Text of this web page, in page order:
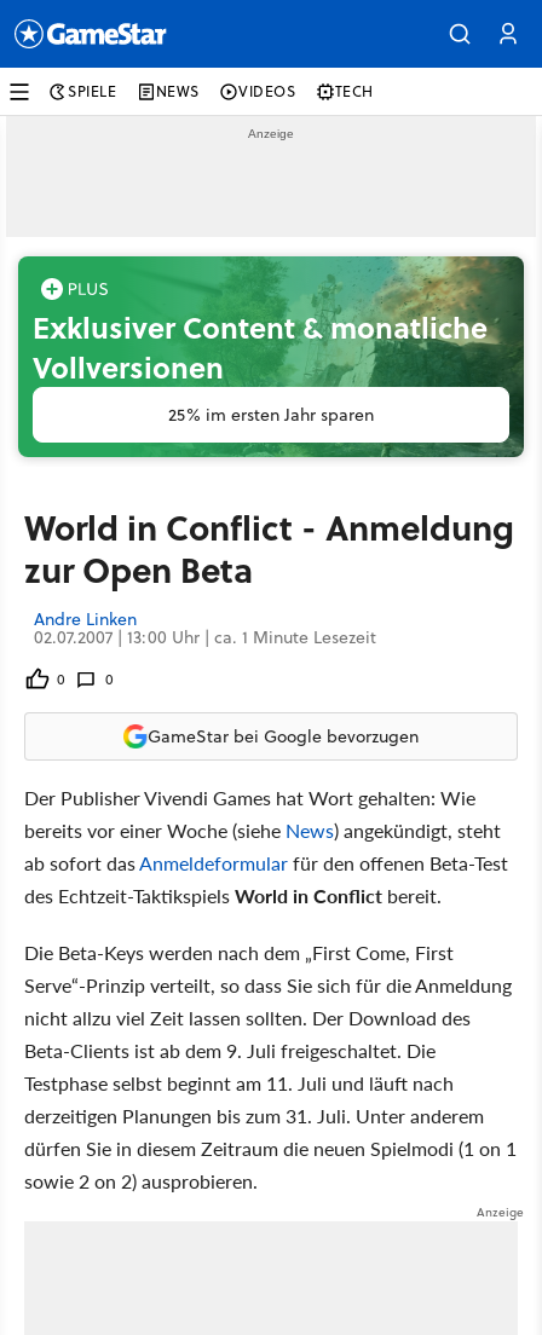
SPIELE NEWS VIDEOS TECH
Exklusiver Content & monatliche
Vollversionen
25% im ersten Jahr sparen
World in Conflict - Anmeldung
zur Open Beta
Andre Linken
02.07.2007 | 13:00 Uhr | ca. 1 Minute Lesezeit
0 0
GameStar bei Google bevorzugen
Der Publisher Vivendi Games hat Wort gehalten: Wie
bereits vor einer Woche (siehe News) angekündigt, steht
ab sofort dasAnmeldeformularfür den offenen Beta-Test
des Echtzeit-TaktikspielsWorld in Conflict bereit.
Die Beta-Keys werden nach dem „First Come, First
Serve“-Prinzip verteilt, so dass Sie sich für die Anmeldung
nicht allzu viel Zeit lassen sollten. Der Download des
Beta-Clients ist ab dem 9. Juli freigeschaltet. Die
Testphase selbst beginnt am 11. Juli und läuft nach
derzeitigen Planungen bis zum 31. Juli. Unter anderem
dürfen Sie in diesem Zeitraum die neuen Spielmodi (1 on 1
sowie 2 on 2) ausprobieren.